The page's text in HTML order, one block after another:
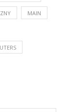
MAIN